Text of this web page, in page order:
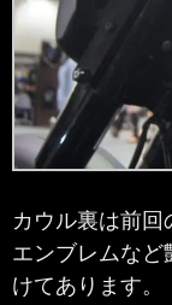
カウル裏は前
エンブレムな
けてあります。